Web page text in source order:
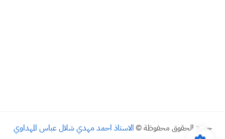
جميع الحقوق محفوظة © الاستاذ احمد مهدي شلال عباس المهداوي